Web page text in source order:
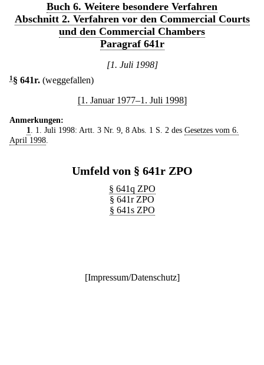
Buch 6. Weitere besondere Verfahren
Abschnitt 2. Verfahren vor den Commercial Courts
und den Commercial Chambers
Paragraf 641r
[1. Juli 1998]
1 § 641r. (weggefallen)
[1. Januar 1977–1. Juli 1998]
Anmerkungen:
1
. 1. Juli 1998: Artt. 3 Nr. 9, 8 Abs. 1 S. 2 des Gesetzes vom 6.
April 1998
Umfeld von § 641r ZPO
§ 641q ZPO
§ 641r ZPO
§ 641s ZPO
[Impressum/Datenschutz]